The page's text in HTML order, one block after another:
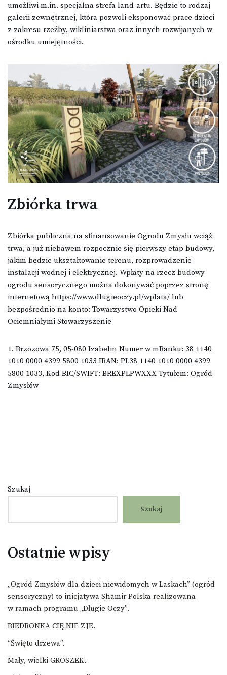
umożliwi m.in. specjalna strefa land-artu. Będzie to rodzaj
galerii zewnętrznej, która pozwoli eksponować prace dzieci
z zakresu rzeźby, wikliniarstwa oraz innych rozwijanych w
ośrodku umiejętności.
Zbiórka trwa
Zbiórka publiczna na sfinansowanie Ogrodu Zmysłu wciąż
trwa, a już niebawem rozpocznie się pierwszy etap budowy,
jakim będzie ukształtowanie terenu, rozprowadzenie
instalacji wodnej i elektrycznej. Wpłaty na rzecz budowy
ogrodu sensorycznego można dokonywać poprzez stronę
internetową https://www.dlugieoczy.pl/wplata/ lub
bezpośrednio na konto: Towarzystwo Opieki Nad
Ociemniałymi Stowarzyszenie
1. Brzozowa 75, 05-080 Izabelin Numer w mBanku: 38 1140
1010 0000 4399 5800 1033 IBAN: PL38 1140 1010 0000 4399
5800 1033, Kod BIC/SWIFT: BREXPLPWXXX Tytułem: Ogród
Zmysłów
Szukaj
Szukaj
Ostatnie wpisy
„Ogród Zmysłów dla dzieci niewidomych w Laskach” (ogród
sensoryczny) to inicjatywa Shamir Polska realizowana
w ramach programu „Długie Oczy”.
BIEDRONKA CIĘ NIE ZJE.
“Święto drzewa”.
Mały, wielki GROSZEK.